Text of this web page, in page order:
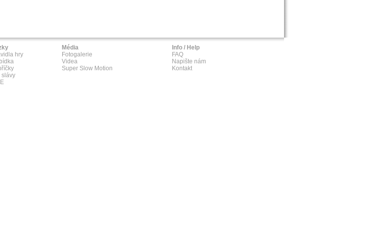
hry
slávy
Média
Fotogalerie
Videa
Super Slow Motion
Info / Help
FAQ
Napište nám
Kontakt